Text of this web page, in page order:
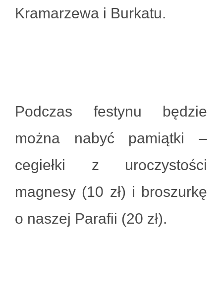
Kramarzewa i Burkatu.
Podczas festynu będzie
można nabyć pamiątki –
cegiełki z uroczystości
magnesy (10 zł) i broszurkę
o naszej Parafii (20 zł).